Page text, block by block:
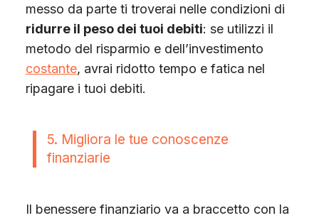
messo da parte ti troverai nelle condizioni di
ridurre il peso dei tuoi debiti: se utilizzi il
metodo del risparmio e dell’investimento
costante, avrai ridotto tempo e fatica nel
ripagare i tuoi debiti.
5. Migliora le tue conoscenze
finanziarie
Il benessere finanziario va a braccetto con la